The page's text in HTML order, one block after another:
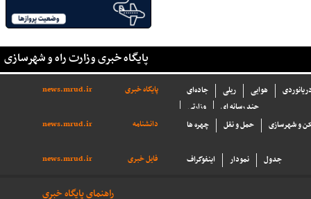
پایگاه خبری وزارت راه و شهرسازی
پایگاه خبری news.mrud.ir جاده‌ای ریلی هوایی
وزارتی
چند رسانه ای
دانشنامه
news.mrud.ir چهره ها حمل و نقل و شهرسازی
فایل خبری news.mrud.ir اینفوگراف نمودار جدول
راهنمای پایگاه خبری